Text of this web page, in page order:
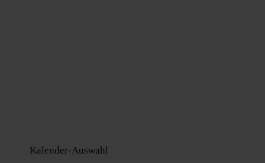
Kalender-Auswahl